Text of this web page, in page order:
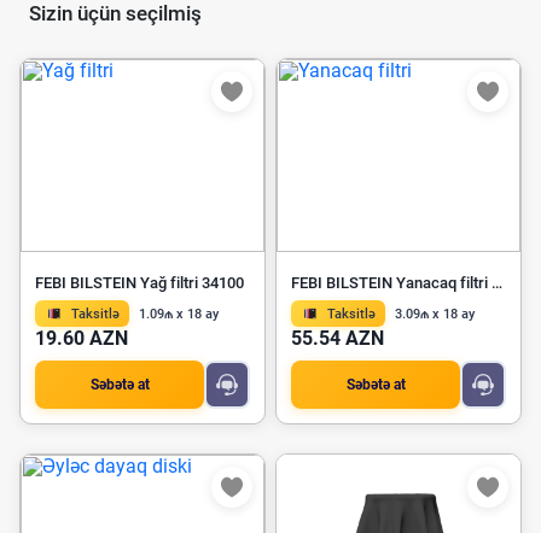
Sizin üçün seçilmiş
FEBI BILSTEIN Yağ filtri 34100
Taksitlə 1.09₼ x 18 ay
19.60 AZN
Səbətə at
FEBI BILSTEIN Yanacaq filtri 172206
Taksitlə 3.09₼ x 18 ay
55.54 AZN
Səbətə at